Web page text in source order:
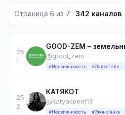
Страница 6 из 7 · 342 каналов
25
1
@good_zem
#Недвижимость #Лайфстайл
25
2
КАТЯКОТ
@katyakooot13
#Недвижимость #Экономика